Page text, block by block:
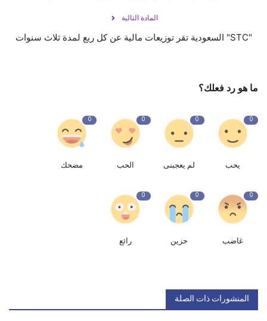
المادة التالية
"STC" السعودية تقر توزيعات مالية عن كل ربع لمدة ثلاث سنوات
ما هو رد فعلك؟
0
يحب
0
لم يعجبنى
0
الحب
0
مضحك
0
غاضب
0
حزين
0
رائع
المنشورات ذات الصلة